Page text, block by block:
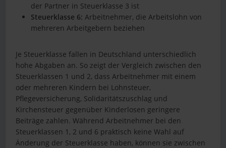
der Partner in Steuerklasse 3 ist
Steuerklasse 6: Arbeitnehmer, die Arbeitslohn von
mehreren Arbeitgebern beziehen
Je Steuerklasse fallen in Deutschland unterschiedlich
hohe Abgaben an. So zeigt der Vergleich zwischen den
Steuerklassen 1 und 2, dass Arbeitnehmer mit einem
oder mehreren Kindern bei Lohnsteuer,
Pflegeversicherung, Solidaritätszuschlag und
Kirchensteuer gegenüber Kinderlosen geringere
Beiträge zahlen. Während Arbeitnehmer bei den
Steuerklassen 1, 2 und 6 praktisch keine Wahl auf
Änderung der Steuerklasse haben, können sie zwischen